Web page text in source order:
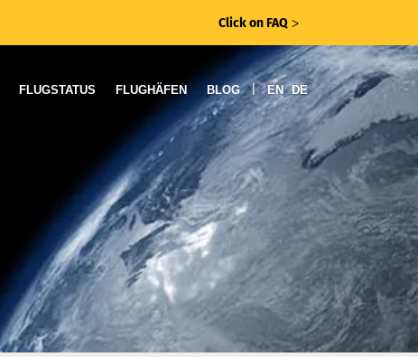
Click on FAQ ᐳ
FLUGSTATUS FLUGHÄFEN BLOG | EN DE